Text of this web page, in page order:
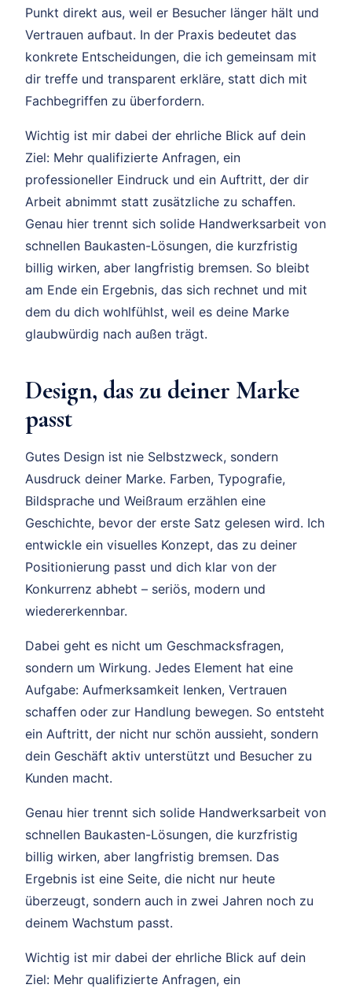
Punkt direkt aus, weil er Besucher länger hält und
Vertrauen aufbaut. In der Praxis bedeutet das
konkrete Entscheidungen, die ich gemeinsam mit
dir treffe und transparent erkläre, statt dich mit
Fachbegriffen zu überfordern.
Wichtig ist mir dabei der ehrliche Blick auf dein
Ziel: Mehr qualifizierte Anfragen, ein
professioneller Eindruck und ein Auftritt, der dir
Arbeit abnimmt statt zusätzliche zu schaffen.
Genau hier trennt sich solide Handwerksarbeit von
schnellen Baukasten-Lösungen, die kurzfristig
billig wirken, aber langfristig bremsen. So bleibt
am Ende ein Ergebnis, das sich rechnet und mit
dem du dich wohlfühlst, weil es deine Marke
glaubwürdig nach außen trägt.
Design, das zu deiner Marke
passt
Gutes Design ist nie Selbstzweck, sondern
Ausdruck deiner Marke. Farben, Typografie,
Bildsprache und Weißraum erzählen eine
Geschichte, bevor der erste Satz gelesen wird. Ich
entwickle ein visuelles Konzept, das zu deiner
Positionierung passt und dich klar von der
Konkurrenz abhebt – seriös, modern und
wiedererkennbar.
Dabei geht es nicht um Geschmacksfragen,
sondern um Wirkung. Jedes Element hat eine
Aufgabe: Aufmerksamkeit lenken, Vertrauen
schaffen oder zur Handlung bewegen. So entsteht
ein Auftritt, der nicht nur schön aussieht, sondern
dein Geschäft aktiv unterstützt und Besucher zu
Kunden macht.
Genau hier trennt sich solide Handwerksarbeit von
schnellen Baukasten-Lösungen, die kurzfristig
billig wirken, aber langfristig bremsen. Das
Ergebnis ist eine Seite, die nicht nur heute
überzeugt, sondern auch in zwei Jahren noch zu
deinem Wachstum passt.
Wichtig ist mir dabei der ehrliche Blick auf dein
Ziel: Mehr qualifizierte Anfragen, ein